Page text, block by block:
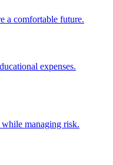
a comfortable future.
expenses.
managing risk.